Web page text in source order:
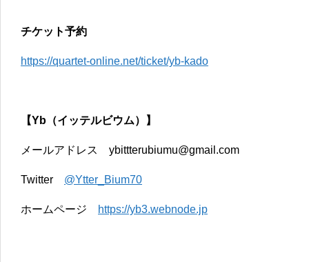
チケット予約
https://quartet-online.net/ticket/yb-kado
【Yb（イッテルビウム）】
メールアドレス ybittterubiumu@gmail.com
Twitter @Ytter_Bium70
ホームページ https://yb3.webnode.jp